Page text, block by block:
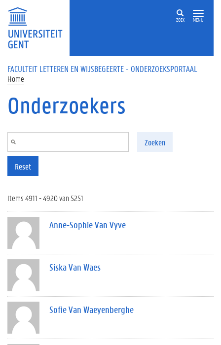
Overslaan en naar de inhoud gaan
ZOEK MENU
FACULTEIT LETTEREN EN WIJSBEGEERTE - ONDERZOEKSPORTAAL
Home
Onderzoekers
Zoeken
Reset
Items 4911 - 4920 van 5251
Anne-Sophie Van Vyve
Siska Van Waes
Sofie Van Waeyenberghe